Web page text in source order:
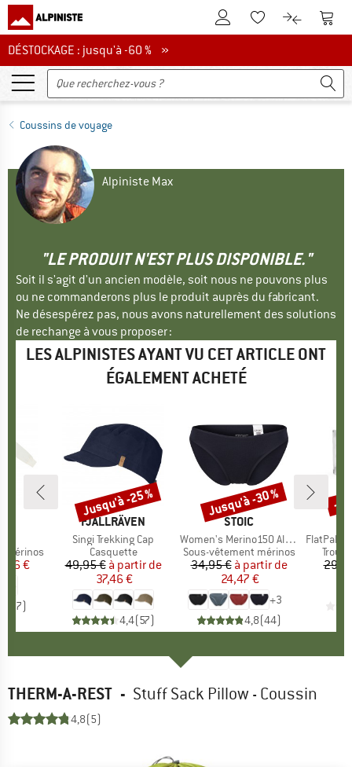
Vers le compte client
Vers la liste
Vers le
DÉSTOCKAGE : jusqu'à -60 %
DÉSTOCKAGE : jusqu'à -60 % »
Coussins de voyage
Alpiniste Max
"LE PRODUIT N'EST PLUS DISPONIBLE."
Soit il s'agit d'un ancien modèle, soit nous ne pouvons plus
ou ne commanderons plus le produit auprès du fabricant.
Ne désespérez pas, nous avons naturellement des solutions
de rechange à vous proposer :
LES ALPINISTES AYANT VU CET ARTICLE ONT
ÉGALEMENT ACHETÉ
mérinos
réduit
€
7)
MARQUE
FJÄLLRÄVEN
Article
Singi Trekking Cap
Product group
Casquette
Prix
49,95 € Prix réduit
à partir de
37,46 €
4,4(57)
Remise
Jusqu'à -25 %
MARQUE
STOIC
Article
Women's Merino150 AlsenSt. Brief
Product group
Sous-vêtement mérinos
Prix
34,95 € Prix réduit
à partir de
24,47 €
+3
4,8(44)
Remise
Jusqu'à -30 %
Article
FlatPak
-
THERM-A-REST - Stuff Sack Pillow - Coussin
4,8(5)